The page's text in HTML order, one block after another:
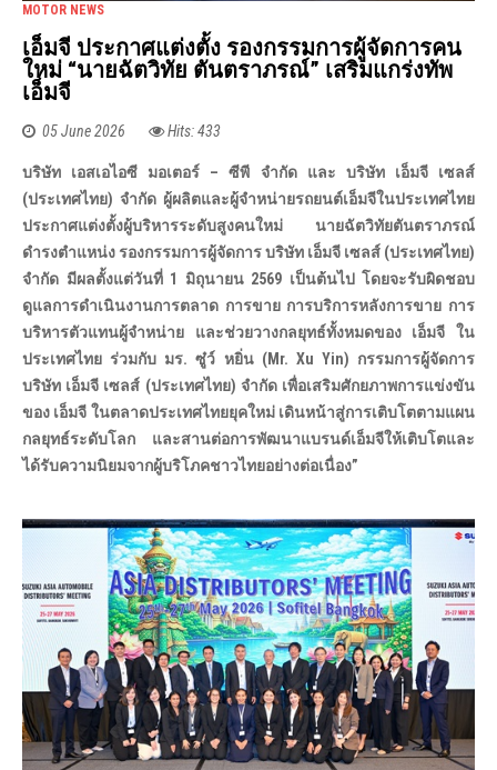
MOTOR NEWS
เอ็มจี ประกาศแต่งตั้ง รองกรรมการผู้จัดการคน
ใหม่ “นายฉัตวิทัย ตันตราภรณ์” เสริมแกร่งทัพ
เอ็มจี
05 June 2026 Hits: 433
บริษัท เอสเอไอซี มอเตอร์ – ซีพี จำกัด และ บริษัท เอ็มจี เซลส์
(ประเทศไทย) จำกัด ผู้ผลิตและผู้จำหน่ายรถยนต์เอ็มจีในประเทศไทย
ประกาศแต่งตั้งผู้บริหารระดับสูงคนใหม่ นายฉัตวิทัยตันตราภรณ์
ดำรงตำแหน่ง รองกรรมการผู้จัดการ บริษัท เอ็มจี เซลส์ (ประเทศไทย)
จำกัด มีผลตั้งแต่วันที่ 1 มิถุนายน 2569 เป็นต้นไป โดยจะรับผิดชอบ
ดูแลการดำเนินงานการตลาด การขาย การบริการหลังการขาย การ
บริหารตัวแทนผู้จำหน่าย และช่วยวางกลยุทธ์ทั้งหมดของ เอ็มจี ใน
ประเทศไทย ร่วมกับ มร. ซู๋ว์ หยิ่น (Mr. Xu Yin) กรรมการผู้จัดการ
บริษัท เอ็มจี เซลส์ (ประเทศไทย) จำกัด เพื่อเสริมศักยภาพการแข่งขัน
ของ เอ็มจี ในตลาดประเทศไทยยุคใหม่ เดินหน้าสู่การเติบโตตามแผน
กลยุทธ์ระดับโลก และสานต่อการพัฒนาแบรนด์เอ็มจีให้เติบโตและ
ได้รับความนิยมจากผู้บริโภคชาวไทยอย่างต่อเนื่อง”